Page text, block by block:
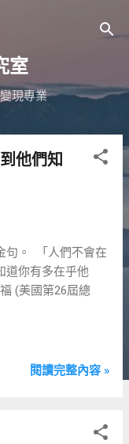
室
現專業
他們知
句。 ​ 「人們不會在
道你有多在乎他
(美國第26屆總
閱讀完整內容 »